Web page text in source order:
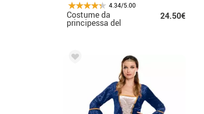
4.34/5.00
Costume da
principessa del
ghiaccio blu per
24.50€